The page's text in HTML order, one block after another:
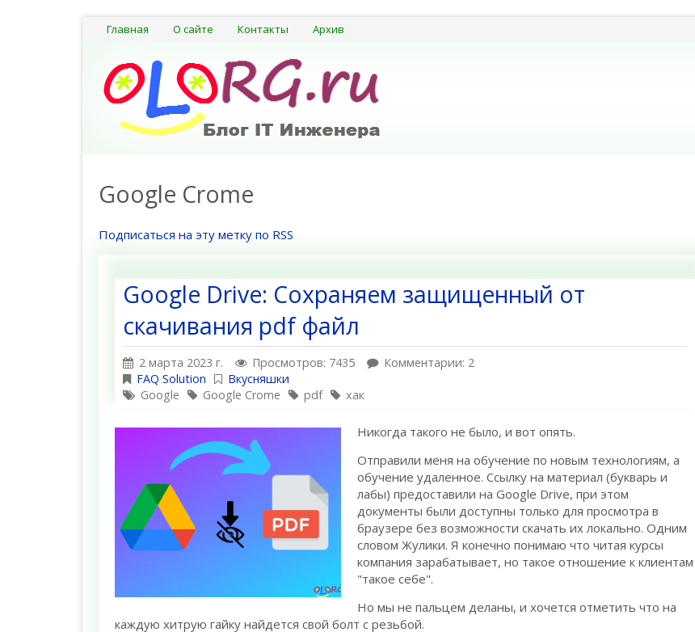
Главная О сайте Контакты Архив
Google Crome
Подписаться на эту метку по RSS
Google Drive: Сохраняем защищенный от
скачивания pdf файл
2 марта 2023 г. Просмотров: 7435
Комментарии: 2
FAQ Solution
Вкусняшки
Google
Google Crome pdf хак
Никогда такого не было, и вот опять.
Отправили меня на обучение по новым технологиям, а
обучение удаленное. Ссылку на материал (букварь и
лабы) предоставили на Google Drive, при этом
документы были доступны только для просмотра в
браузере без возможности скачать их локально. Одним
словом Жулики. Я конечно понимаю что читая курсы
компания зарабатывает, но такое отношение к клиентам
"такое себе".
Но мы не пальцем деланы, и хочется отметить что на
каждую хитрую гайку найдется свой болт с резьбой.